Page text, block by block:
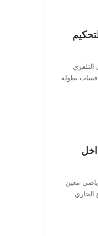
التلفزي
2023 رسميّا منافسات بطولة
معين
الجاري